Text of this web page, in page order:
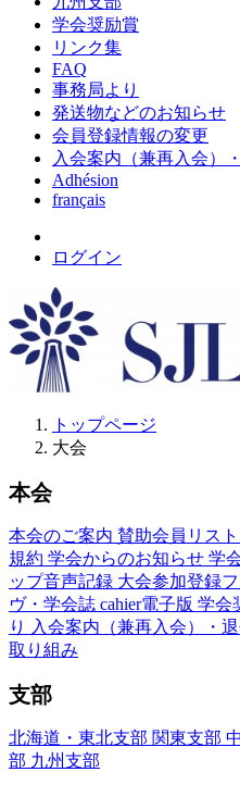
学会奨励賞
リンク集
FAQ
事務局より
発送物などのお知らせ
会員登録情報の変更
入会案内（兼再入会）
Adhésion
français
ログイン
トップページ
大会
本会
本会のご案内 賛助会員リスト
規約 学会からのお知らせ 学
ップ音声記録 大会参加登録
ヴ・学会誌 cahier電子版 学会
り
入会案内（兼再入会）・
取り組み
支部
北海道・東北支部 関東支部
部 九州支部